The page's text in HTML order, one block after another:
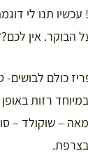
עכשיו תנו לי
הבוקר. אין
כולם לבושים-
רזות
– שוקולד –